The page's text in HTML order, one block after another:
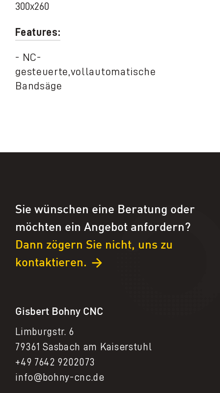
300x260
Features:
- NC-
gesteuerte,vollautomatische
Bandsäge
Sie wünschen eine Beratung oder
möchten ein Angebot anfordern?
Dann zögern Sie nicht, uns zu
kontaktieren.
Gisbert Bohny CNC
Limburgstr. 6
79361 Sasbach am Kaiserstuhl
+49 7642 9202073
info@bohny-cnc.de